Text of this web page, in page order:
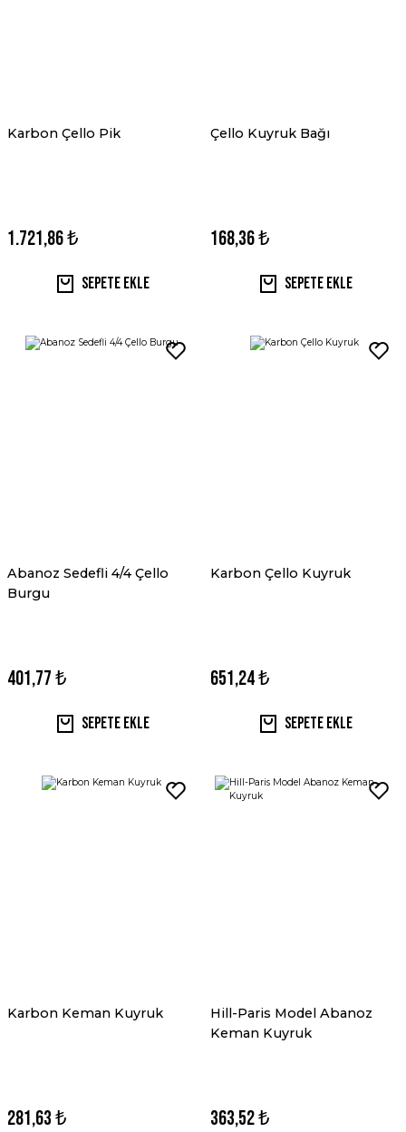
Karbon Çello Pik
1.721,86 ₺
Sepete Ekle
Çello Kuyruk Bağı
168,36 ₺
Sepete Ekle
Abanoz Sedefli 4/4 Çello
Burgu
401,77 ₺
Sepete Ekle
Karbon Çello Kuyruk
651,24 ₺
Sepete Ekle
Karbon Keman Kuyruk
281,63 ₺
Hill-Paris Model Abanoz
Keman Kuyruk
363,52 ₺